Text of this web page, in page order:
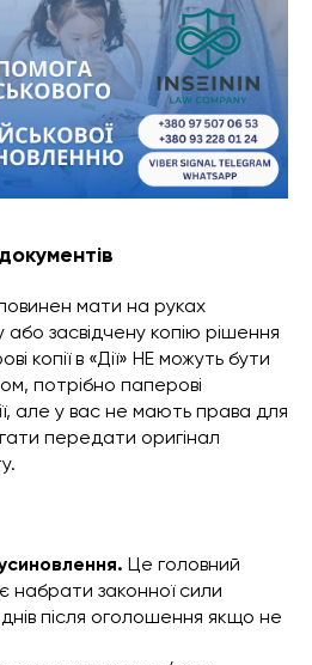
мати на руках
або засвідчену копію рішення
копії в «Дії» НЕ можуть бути
потрібно паперові
але у вас не мають права для
передати оригінал
Це головний
набрати законної сили
після оголошення якщо не